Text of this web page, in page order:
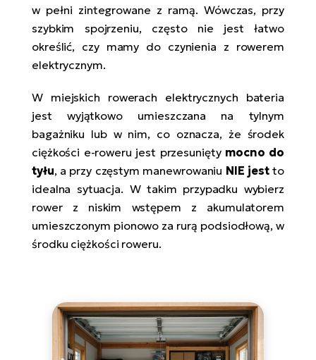
w pełni zintegrowane z ramą. Wówczas, przy
szybkim spojrzeniu, często nie jest łatwo
określić, czy mamy do czynienia z rowerem
elektrycznym.
W miejskich rowerach elektrycznych bateria
jest wyjątkowo umieszczana na tylnym
bagażniku lub w nim, co oznacza, że środek
ciężkości e-roweru jest przesunięty mocno do
tyłu, a przy częstym manewrowaniu NIE jestto
idealna sytuacja. W takim przypadku wybierz
rower z niskim wstępem z akumulatorem
umieszczonym pionowo za rurą podsiodłową, w
środku ciężkości roweru.